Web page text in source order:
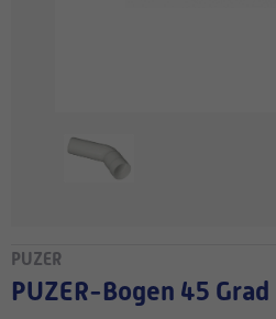
PUZER
PUZER-Bogen 45 Grad